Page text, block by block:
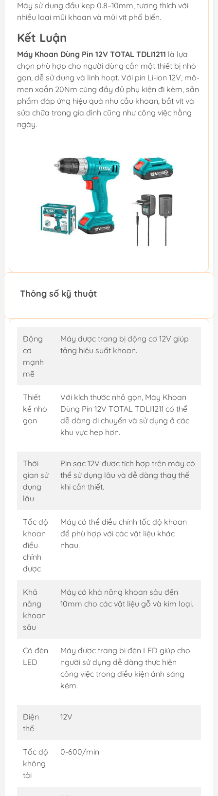
Máy sử dụng đầu kẹp 0.8–10mm, tương thích với
nhiều loại mũi khoan và mũi vít phổ biến.
Kết Luận
Máy Khoan Dùng Pin 12V TOTAL TDLI1211 là lựa
chọn phù hợp cho người dùng cần một thiết bị nhỏ
gọn, dễ sử dụng và linh hoạt. Với pin Li-ion 12V, mô-
men xoắn 20Nm cùng đầy đủ phụ kiện đi kèm, sản
phẩm đáp ứng hiệu quả nhu cầu khoan, bắt vít và
sửa chữa trong gia đình cũng như công việc hằng
ngày.
Thông số kỹ thuật
Động
cơ
mạnh
mẽ
Máy được trang bị động cơ 12V giúp
tăng hiệu suất khoan.
Thiết
kế nhỏ
gọn
Với kích thước nhỏ gọn, Máy Khoan
Dùng Pin 12V TOTAL TDLI1211 có thể
dễ dàng di chuyển và sử dụng ở các
khu vực hẹp hơn.
Thời
gian sử
dụng
lâu
Pin sạc 12V được tích hợp trên máy có
thể sử dụng lâu và dễ dàng thay thế
khi cần thiết.
Tốc độ
khoan
điều
chỉnh
được
Máy có thể điều chỉnh tốc độ khoan
để phù hợp với các vật liệu khác
nhau.
Khả
năng
khoan
sâu
Máy có khả năng khoan sâu đến
10mm cho các vật liệu gỗ và kim loại.
Có đèn
LED
Máy được trang bị đèn LED giúp cho
người sử dụng dễ dàng thực hiện
công việc trong điều kiện ánh sáng
kém.
Điện
thế
12V
Tốc độ
không
tải
0-600/min